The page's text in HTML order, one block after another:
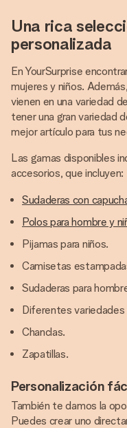
Una rica
personalizada
En YourSurprise
mujeres y niños.
vienen en una variedad
tener una gran variedad
mejor artículo para tus
Las gamas disponibles
accesorios, que incluyen:
Sudaderas con
Polos para hombre y
Pijamas para niños.
Camisetas
Sudaderas para
Diferentes
Chanclas.
Zapatillas.
Personalización
También te damos la
Puedes crear uno